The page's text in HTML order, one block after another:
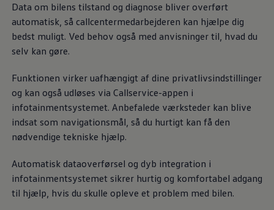
Data om bilens tilstand og diagnose bliver overført
automatisk, så callcentermedarbejderen kan hjælpe dig
bedst muligt. Ved behov også med anvisninger til, hvad du
selv kan gøre.
Funktionen virker uafhængigt af dine privatlivsindstillinger
og kan også udløses via Callservice-appen i
infotainmentsystemet. Anbefalede værksteder kan blive
indsat som navigationsmål, så du hurtigt kan få den
nødvendige tekniske hjælp.
Automatisk dataoverførsel og dyb integration i
infotainmentsystemet sikrer hurtig og komfortabel adgang
til hjælp, hvis du skulle opleve et problem med bilen.